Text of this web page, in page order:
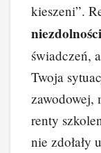
kieszeni”.
świadczeń,
Twoja
zawodowej,
renty
nie zdołały